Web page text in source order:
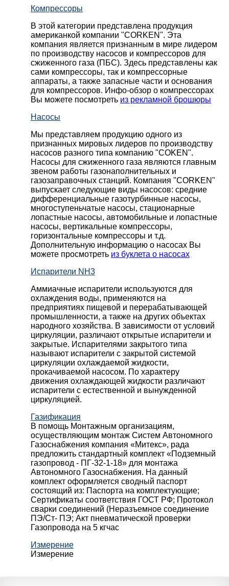
Компрессоры
В этой категории представлена продукция
американкой компании "CORKEN". Эта
компания является признанным в мире лидером
по производству насосов и компрессоров для
сжиженного газа (ПБС). Здесь представлены как
сами компрессоры, так и компрессорные
аппараты, а также запасные части и основания
для компрессоров. Инфо-обзор о компрессорах
Вы можете посмотреть из рекламной брошюры
Насосы
Мы представляем продукцию одного из
признанных мировых лидеров по производству
насосов разного типа компанию "COKEN".
Насосы для сжиженного газа являются главным
звеном работы газонаполнительных и
газозаправочных станций. Компания "CORKEN"
выпускает следующие виды насосов: cредние
дифференциальные газотурбинные насосы,
многоступеньчатые насосы, стационарные
лопастные насосы, автомобильные и лопaстные
насосы, вертикальные компрессоры,
горизонтальные компрессоры и т.д.
Дополнительную информацию о насосах Вы
можете просмотреть из буклета о насосах
Испарители NH3
Аммиачные испарители используются для
охлаждения воды, применяются на
предприятиях пищевой и перерабатывающей
промышленности, а также на других объектах
народного хозяйства. В зависимости от условий
циркуляции, различают открытые испарители и
закрытые. Испарителями закрытого типа
называют испарители с закрытой системой
циркуляции охлаждаемой жидкости,
прокачиваемой насосом. По характеру
движения охлаждающей жидкости различают
испарители с естественной и вынужденной
циркуляцией.
Газификация
В помощь Монтажным организациям,
осуществляющим монтаж Систем Автономного
Газоснабжения компания «Митекс», рада
предложить стандартный комплект «Подземный
газопровод - ПГ-32-1-18» для монтажа
Автономного Газоснабжения. На данный
комплект оформляется сводный паспорт
состоящий из: Паспорта на комплектующие;
Сертификаты соответствия ГОСТ РФ; Протокол
сварки соединений (Неразъемное соединение
ПЭ/Ст- ПЭ; Акт пневматической проверки
Газопровода на 5 кгчас
Измерение
Измерение